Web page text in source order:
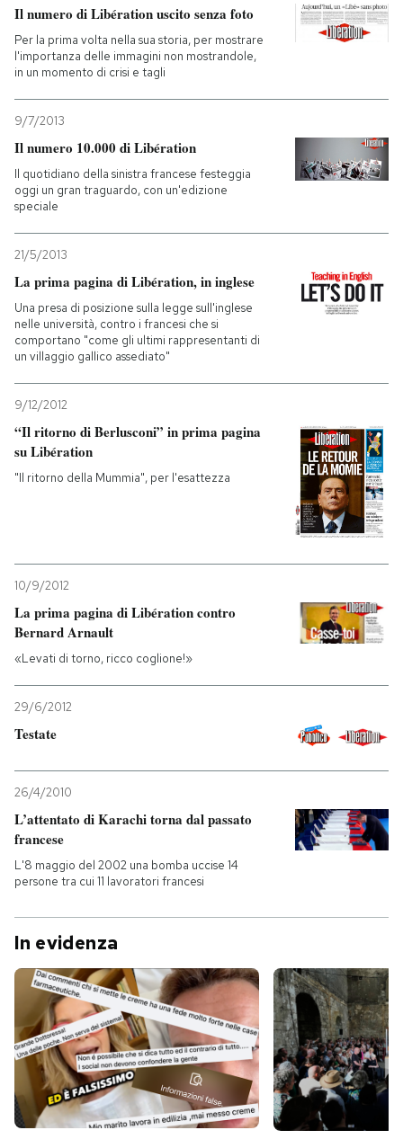
Il numero di Libération uscito senza foto
Per la prima volta nella sua storia, per mostrare
l'importanza delle immagini non mostrandole,
in un momento di crisi e tagli
9/7/2013
Il numero 10.000 di Libération
Il quotidiano della sinistra francese festeggia
oggi un gran traguardo, con un'edizione
speciale
21/5/2013
La prima pagina di Libération, in inglese
Una presa di posizione sulla legge sull'inglese
nelle università, contro i francesi che si
comportano "come gli ultimi rappresentanti di
un villaggio gallico assediato"
9/12/2012
“Il ritorno di Berlusconi” in prima pagina
su Libération
"Il ritorno della Mummia", per l'esattezza
10/9/2012
La prima pagina di Libération contro
Bernard Arnault
«Levati di torno, ricco coglione!»
29/6/2012
Testate
26/4/2010
L’attentato di Karachi torna dal passato
francese
L'8 maggio del 2002 una bomba uccise 14
persone tra cui 11 lavoratori francesi
In evidenza